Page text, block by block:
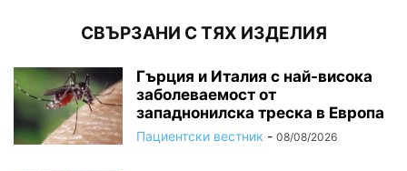
СВЪРЗАНИ С ТЯХ ИЗДЕЛИЯ
Гърция и Италия с най-висока
заболеваемост от
западнонилска треска в Европа
Пациентски вестник - 08/08/2026